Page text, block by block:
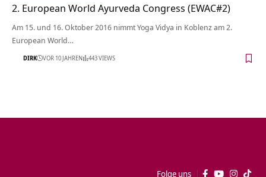
2. European World Ayurveda Congress (EWAC#2)
Am 15. und 16. Oktober 2016 nimmt Yoga Vidya in Koblenz am 2.
European World…
DIRK VOR 10 JAHREN 443 VIEWS
Folge uns